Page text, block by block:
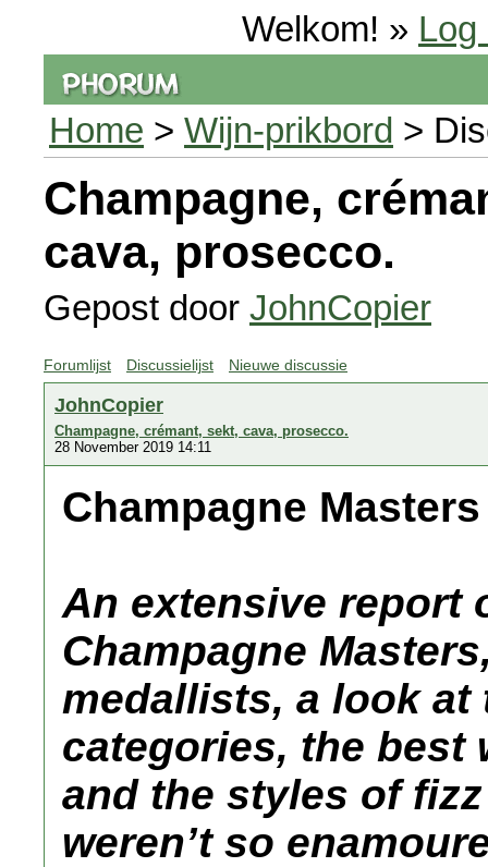
Welkom! » Log
Home > Wijn-prikbord >
Champagne,
cava, prosecco.
Gepost door JohnCopier
Forumlijst Discussielijst Nieuwe discussie
JohnCopier
Champagne, crémant, sekt, cava, prosecco.
28 November 2019 14:11
Champagne
An extensive report
Champagne
medallists, a look
categories, the best
and the styles of
weren’t so